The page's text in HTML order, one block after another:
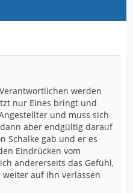
werden
nur Eines bringt und
und muss sich
aber endgültig darauf
Schalke gab und er es
Eindrücken vom
andererseits das Gefühl,
weiter auf ihn verlassen